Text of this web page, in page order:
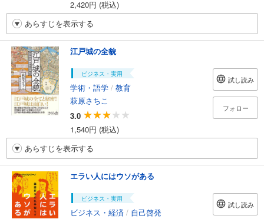
2,420円 (税込)
あらすじを表示する
江戸城の全貌
ビジネス・実用
学術・語学 / 教育
萩原さちこ
3.0
1,540円 (税込)
試し読み
フォロー
あらすじを表示する
エラい人にはウソがある
ビジネス・実用
ビジネス・経済 / 自己啓発
試し読み